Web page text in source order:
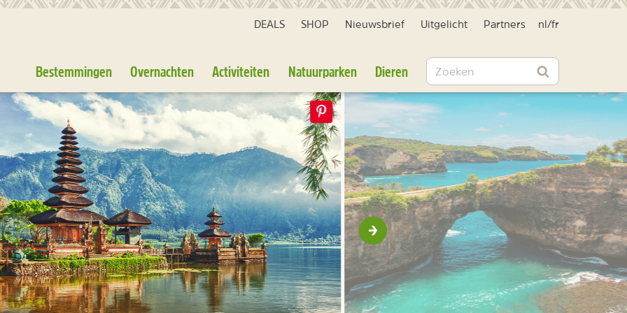
DEALS SHOP Nieuwsbrief Uitgelicht Partners nl /fr
Bestemmingen Overnachten Activiteiten Natuurparken Dieren Zoeken
Zoeken
Volgende